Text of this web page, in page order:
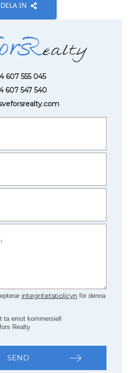
DELA IN
607 555 045
607 547 540
integritetspolicyn för denna
emot kommersiell
Realty
SEND